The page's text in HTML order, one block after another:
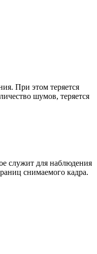
При этом теряется
шумов, теряется
служит для наблюдения
снимаемого кадра.